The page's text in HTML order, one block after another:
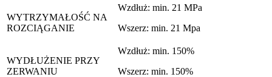
WYTRZYMAŁOŚĆ NA
ROZCIĄGANIE
Wzdłuż: min. 21 MPa
Wszerz: min. 21 Mpa
WYDŁUŻENIE PRZY
ZERWANIU
Wzdłuż: min. 150%
Wszerz: min. 150%